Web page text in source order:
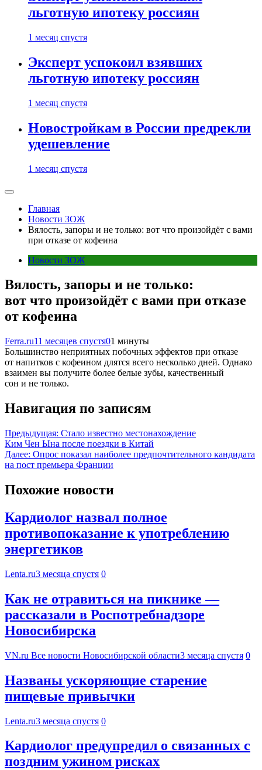
льготную ипотеку россиян
1 месяц спустя
Эксперт успокоил взявших
льготную ипотеку россиян
1 месяц спустя
Новостройкам в России предрекли
удешевление
1 месяц спустя
Главная
Новости ЗОЖ
Вялость, запоры и не только: вот что произойдёт с вами
при отказе от кофеина
Новости ЗОЖ
Вялость, запоры и не только:
вот что произойдёт с вами при отказе
от кофеина
Ferra.ru11 месяцев спустя01 минуты
Большинство неприятных побочных эффектов при отказе
от напитков с кофеином длятся всего несколько дней. Однако
взаимен вы получите более белые зубы, качественный
сон и не только.
Навигация по записям
Предыдущая: Стало известно местонахождение
Ким Чен Ына после поездки в Китай
Далее: Опрос показал наиболее предпочтительного кандидата
на пост премьера Франции
Похожие новости
Кардиолог назвал полное
противопоказание к употреблению
энергетиков
Lenta.ru3 месяца спустя 0
Как не отравиться на пикнике —
рассказали в Роспотребнадзоре
Новосибирска
VN.ru Все новости Новосибирской области3 месяца спустя 0
Названы ускоряющие старение
пищевые привычки
Lenta.ru3 месяца спустя 0
Кардиолог предупредил о связанных с
поздним ужином рисках